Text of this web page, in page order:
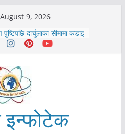
9, 2026
आयुर्वेद स्वास्थ्योपचारतर्फ
पुष्टिपछि दार्चुलाका सीमामा कडाइ
रोग विरुद्धको खोप लगाउन
प्रणालीको भूमिका महत्वपूर्ण छ :
इन्फोटेक